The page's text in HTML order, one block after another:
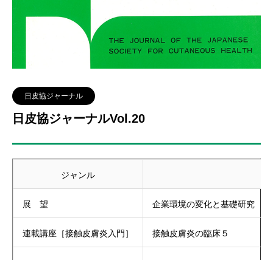
日皮協ジャーナル
日皮協ジャーナルVol.20
ジャンル
展 望 企業環境の変化と基礎研究
連載講座［接触皮膚炎入門］ 接触皮膚炎の臨床５